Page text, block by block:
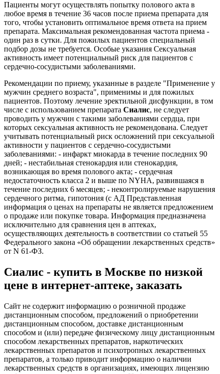
Пациенты могут осуществлять попытку полового акта в
любое время в течение 36 часов после приема препарата для
того, чтобы установить оптимальное время ответа на прием
препарата. Максимальная рекомендованная частота приема -
один раз в сутки. Для пожилых пациентов специальный
подбор дозы не требуется. Особые указания Сексуальная
активность имеет потенциальный риск для пациентов с
сердечно-сосудистыми заболеваниями.
Рекомендации по приему, указанные в разделе "Применение у
мужчин среднего возраста", применимы и для пожилых
пациентов. Поэтому лечение эректильной дисфункции, в том
числе с использованием препарата Сиалис, не следует
проводить у мужчин с такими заболеваниями сердца, при
которых сексуальная активность не рекомендована. Следует
учитывать потенциальный риск осложнений при сексуальной
активности у пациентов с сердечно-сосудистыми
заболеваниями: - инфаркт миокарда в течение последних 90
дней; - нестабильная стенокардия или стенокардия,
возникающая во время полового акта; - сердечная
недостаточность класса 2 и выше по NYHA, развившаяся в
течение последних 6 месяцев; - неконтролируемые нарушения
сердечного ритма, гипотония (с АД Представленная
информация о ценах на препараты не является предложением
о продаже или покупке товара. Информация предназначена
исключительно для сравнения цен в аптеках,
осуществляющих деятельность в соответствии со статьей 55
Федерального закона «Об обращении лекарственных средств»
от N 61-ФЗ.
Сиалис - купить в Москве по низкой
цене в интернет‐аптеке, заказать
Сайт не содержит информацию о розничной продаже
дистанционным способом, предложений о приобретении
дистанционным способом, доставке дистанционным
способом и (или) передаче физическому лицу дистанционным
способом лекарственных препаратов, наркотических
лекарственных препаратов и психотропных лекарственных
препаратов, а только приводит информацию о наличии
лекарственных средств в организациях, имеющих лицензию